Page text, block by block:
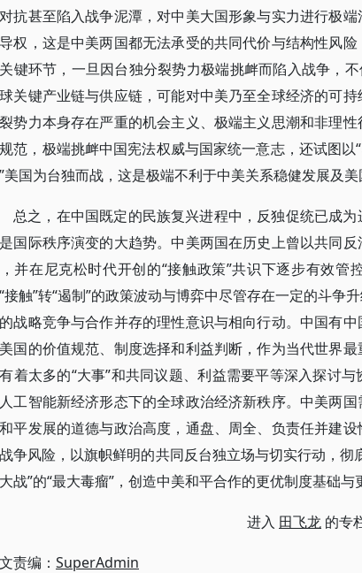
抗甚至陷入战争泥潭，对中美大国形象与实力进行极
权，这是中美两国都无法承受的共同代价与结构性风
键环节，一旦因台独分裂势力极端挑衅而陷入战争，
关键产业链与供应链，可能对中美乃至全球经济的可
势力本身存在严重的机会主义、极端主义思潮和非理
范，极端挑衅中国宪法权威与国家统一意志，还试图以
美国为台独而战，这是极端不利于中美关系稳健发展及美
总之，在中国既定的民族复兴进程中，反独促统已成
国际秩序演变的大趋势。中美两国在历史上曾以共同
并在尼克松时代开创的“接触政策”共识下逐步有效
接触”转“遏制”的政策波动与博弈中尽管存在一定的斗争
战略竞争与合作并存的理性意识与相向行动。中国有
国的价值规范、制度选择和利益判断，作为当代世界
着太多的“大事”和共同议题、利益需要平等深入探讨
工智能新经济形态下的全球政治经济新秩序。中美两
平发展的道德与政治高度，通盘、周全、负责任并建
争风险，以旗帜鲜明的共同反台独立场与切实行动，
战”的“最大毒瘤”，创造中美和平合作的更优制度基础与
进入 田飞龙 的专
责编： SuperAdmin